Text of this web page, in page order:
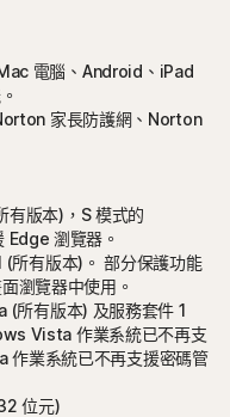
電腦、Android、iPad
家長防護網、Norton
版本)，S 模式的
瀏覽器。
有版本)。 部分保護功能
瀏覽器中使用。
有版本) 及服務套件 1
Vista 作業系統已不再支
業系統已不再支援密碼管
位元)